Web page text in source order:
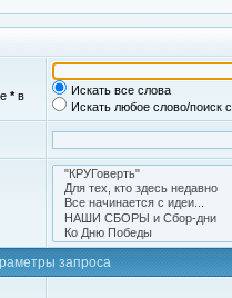
*в
Искать все слова
Искать любое слово/поиск
запроса